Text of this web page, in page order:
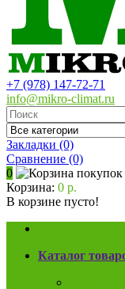
+7 (978) 147-72-71
info@mikro-climat.ru
Закладки (0)
Сравнение (0)
0
Корзина: 0 р.
В корзине пусто!
Каталог